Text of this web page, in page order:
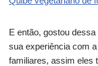
E então, gostou
sua experiência com
familiares, assim eles